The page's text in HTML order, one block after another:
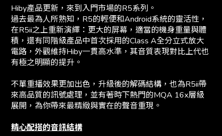
Hiby產品更新，來到入門市場的R5系列。
過去最為人所熟知，R5的輕便和Android系統的靈活性，
在R5ii之上重新演繹：更大的屏幕，適當的機身重量與體
積，還有同階級產品中首次採用的Class A全分立式放大
電路，外觀維持Hiby一貫高水準，其音質表現對比上代也
有極之明顯的提升。
不單重播效果更加出色，升級後的解碼結構，也為R5ii帶
來高品質的訊號處理，並有著時下熱門的MQA 16x層級
展開，為你帶來最精緻與實在的聲音重現。
精心配搭的音訊結構